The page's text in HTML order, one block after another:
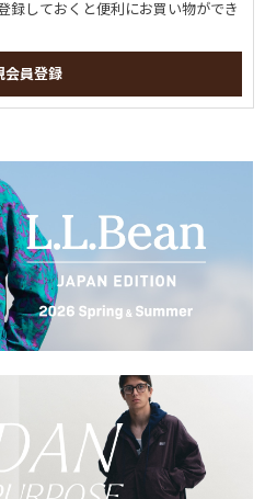
録しておくと便利にお買い物ができ